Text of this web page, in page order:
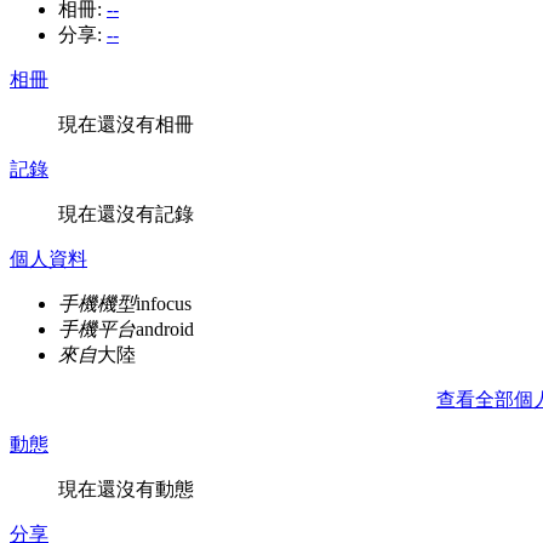
相冊: --
分享: --
相冊
現在還沒有相冊
記錄
現在還沒有記錄
個人資料
手機機型infocus
手機平台android
來自大陸
查看全部個
動態
現在還沒有動態
分享